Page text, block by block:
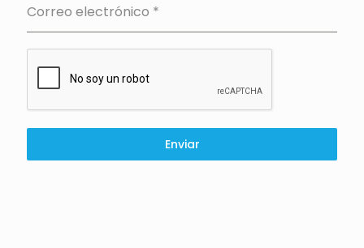
Correo electrónico *
Enviar